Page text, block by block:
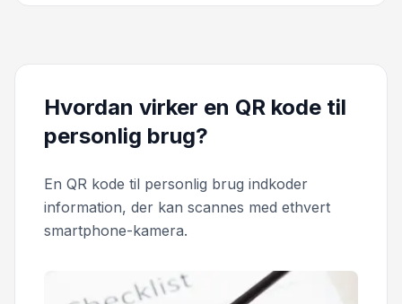
Hvordan virker en QR kode til
personlig brug?
En QR kode til personlig brug indkoder
information, der kan scannes med ethvert
smartphone-kamera.